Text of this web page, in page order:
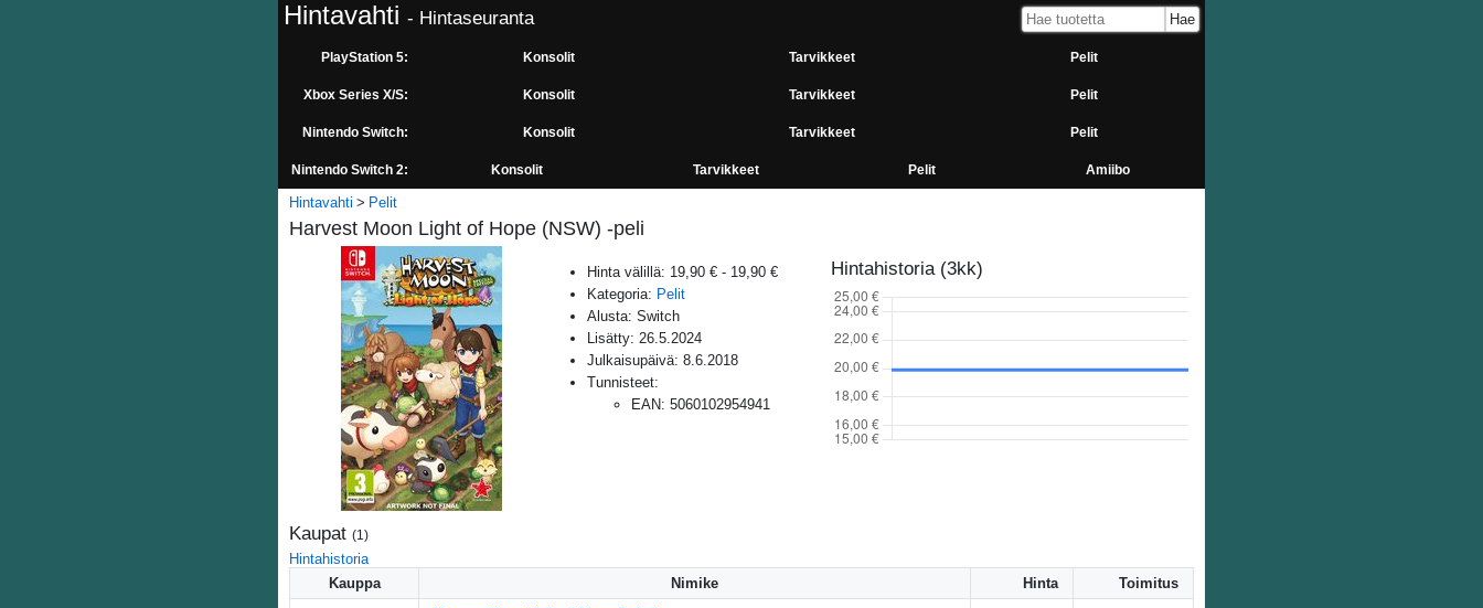
Hintavahti - Hintaseuranta
PlayStation 5: Konsolit Tarvikkeet Pelit
Xbox Series X/S: Konsolit Tarvikkeet Pelit
Nintendo Switch: Konsolit Tarvikkeet Pelit
Nintendo Switch 2: Konsolit Tarvikkeet Pelit Amiibo
Hintavahti Pelit
Harvest Moon Light of Hope (NSW) -peli
Hinta välillä: 19,90 € - 19,90 €
Kategoria: Pelit
Alusta: Switch
Lisätty: 26.5.2024
Julkaisupäivä: 8.6.2018
Tunnisteet:
EAN: 5060102954941
Hintahistoria (3kk)
Kaupat (1 )
Hintahistoria
Kauppa
Nimike Hinta Toimitus